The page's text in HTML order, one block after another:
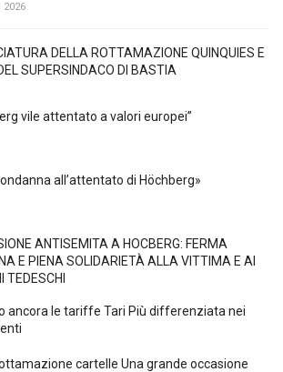
2026
DELLA ROTTAMAZIONE QUINQUIES E
SUPERSINDACO DI BASTIA
vile attentato a valori europei”
all’attentato di Höchberg»
ANTISEMITA A HÖCBERG: FERMA
E PIENA SOLIDARIETÀ ALLA VITTIMA E AI
TEDESCHI
ancora le tariffe Tari Più differenziata nei
cartelle Una grande occasione